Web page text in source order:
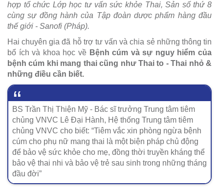
hợp tổ chức Lớp học tư vấn sức khỏe Thai, Sản số thứ 8
cùng sự đồng hành của Tập đoàn dược phẩm hàng đầu
thế giới - Sanofi (Pháp).
Hai chuyên gia đã hỗ trợ tư vấn và chia sẻ những thông tin
bổ ích và khoa học về Bệnh cúm và sự nguy hiểm của
bệnh cúm khi mang thai cũng như Thai to - Thai nhỏ &
những điều cần biết.
BS Trần Thị Thiện Mỹ - Bác sĩ trưởng Trung tâm tiêm
chủng VNVC Lê Đại Hành, Hệ thống Trung tâm tiêm
chủng VNVC cho biết: “Tiêm vắc xin phòng ngừa bệnh
cúm cho phụ nữ mang thai là một biện pháp chủ động
để bảo vệ sức khỏe cho mẹ, đồng thời truyền kháng thể
bảo vệ thai nhi và bảo vệ trẻ sau sinh trong những tháng
đầu đời”